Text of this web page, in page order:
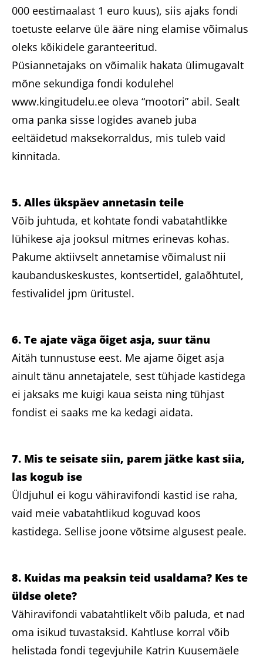
000 eestimaalast 1 euro kuus), siis ajaks fondi
toetuste eelarve üle ääre ning elamise võimalus
oleks kõikidele garanteeritud.
Püsiannetajaks on võimalik hakata ülimugavalt
mõne sekundiga fondi kodulehel
www.kingitudelu.ee oleva “mootori” abil. Sealt
oma panka sisse logides avaneb juba
eeltäidetud maksekorraldus, mis tuleb vaid
kinnitada.
5. Alles ükspäev annetasin teile
Võib juhtuda, et kohtate fondi vabatahtlikke
lühikese aja jooksul mitmes erinevas kohas.
Pakume aktiivselt annetamise võimalust nii
kaubanduskeskustes, kontsertidel, galaõhtutel,
festivalidel jpm üritustel.
6. Te ajate väga õiget asja, suur tänu
Aitäh tunnustuse eest. Me ajame õiget asja
ainult tänu annetajatele, sest tühjade kastidega
ei jaksaks me kuigi kaua seista ning tühjast
fondist ei saaks me ka kedagi aidata.
7. Mis te seisate siin, parem jätke kast siia,
las kogub ise
Üldjuhul ei kogu vähiravifondi kastid ise raha,
vaid meie vabatahtlikud koguvad koos
kastidega. Sellise joone võtsime algusest peale.
8. Kuidas ma peaksin teid usaldama? Kes te
üldse olete?
Vähiravifondi vabatahtlikelt võib paluda, et nad
oma isikud tuvastaksid. Kahtluse korral võib
helistada fondi tegevjuhile Katrin Kuusemäele